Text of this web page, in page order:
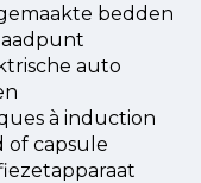
bedden
auto
à induction
of capsule